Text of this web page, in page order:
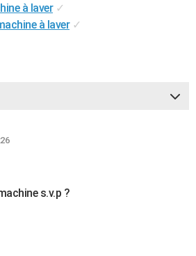
à laver ✓
à laver ✓
s.v.p ?